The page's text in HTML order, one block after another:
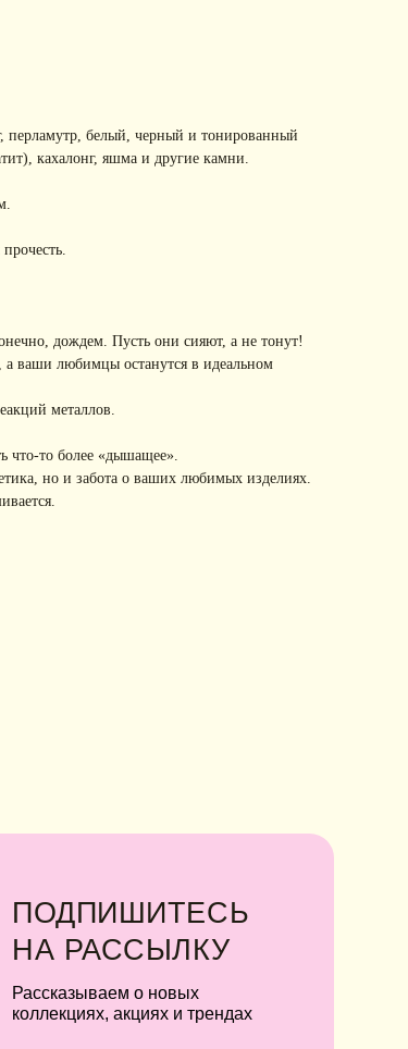
перламутр, белый, черный и тонированный
кахалонг, яшма и другие камни.
дождем. Пусть они сияют, а не тонут!
ваши любимцы останутся в идеальном
металлов.
что-то более «дышащее».
но и забота о ваших любимых изделиях.
получение рекламной